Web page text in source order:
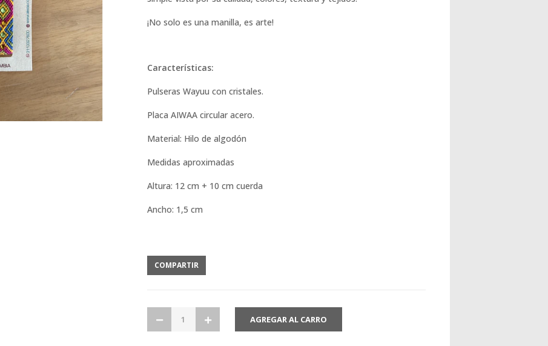
¡No solo es una manilla, es arte!
Características:
Pulseras Wayuu con cristales.
Placa AIWAA circular acero.
Material: Hilo de algodón
Medidas aproximadas
Altura: 12 cm + 10 cm cuerda
Ancho: 1,5 cm
COMPARTIR